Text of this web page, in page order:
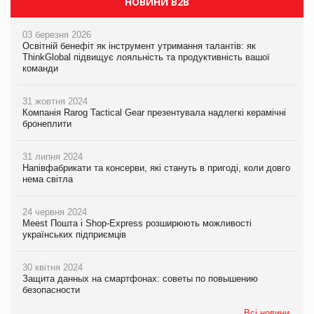
03 березня 2026
Освітній бенефіт як інструмент утримання талантів: як
ThinkGlobal підвищує лояльність та продуктивність вашої
команди
31 жовтня 2024
Компанія Rarog Tactical Gear презентувала надлегкі керамічні
бронеплити
31 липня 2024
Напівфабрикати та консерви, які стануть в пригоді, коли довго
нема світла
24 червня 2024
Meest Пошта і Shop-Express розширюють можливості
українських підприємців
30 квітня 2024
Защита данных на смартфонах: советы по повышению
безопасности